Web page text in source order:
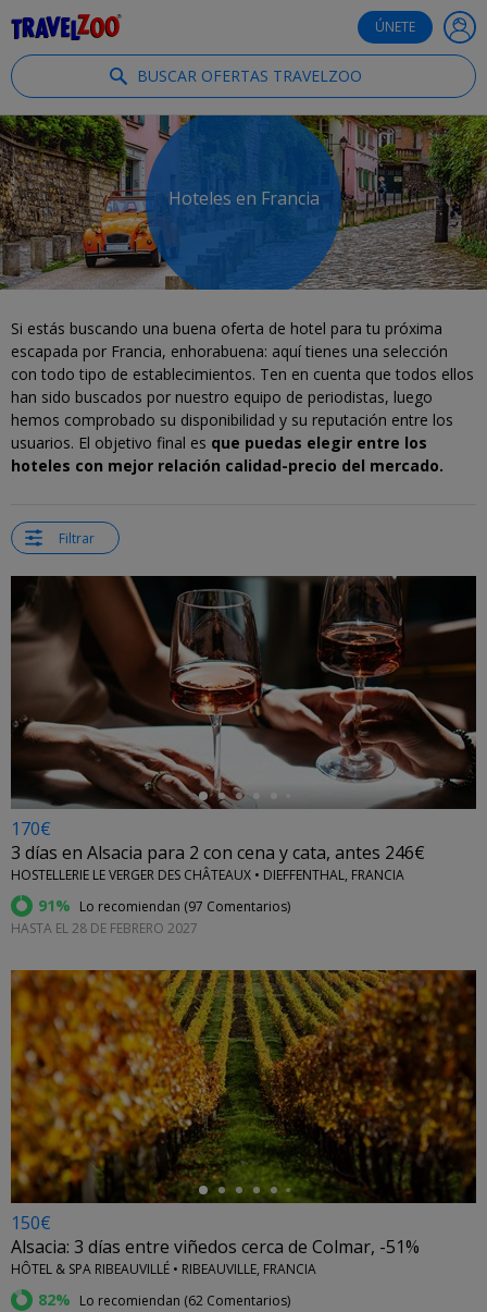
ÚNETE
BUSCAR OFERTAS TRAVELZOO
Hoteles en Francia
Si estás buscando una buena oferta de hotel para tu próxima
escapada por Francia, enhorabuena: aquí tienes una selección
con todo tipo de establecimientos. Ten en cuenta que todos ellos
han sido buscados por nuestro equipo de periodistas, luego
hemos comprobado su disponibilidad y su reputación entre los
usuarios. El objetivo final es que puedas elegir entre los
hoteles con mejor relación calidad-precio del mercado.
Filtrar
←
170€
3 días en Alsacia para 2 con cena y cata, antes 246€
HOSTELLERIE LE VERGER DES CHÂTEAUX • DIEFFENTHAL, FRANCIA
91% Lo recomiendan (97 Comentarios)
HASTA EL 28 DE FEBRERO 2027
←
150€
Alsacia: 3 días entre viñedos cerca de Colmar, -51%
HÔTEL & SPA RIBEAUVILLÉ • RIBEAUVILLE, FRANCIA
82% Lo recomiendan (62 Comentarios)